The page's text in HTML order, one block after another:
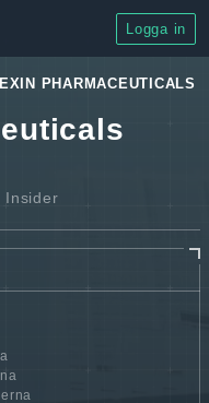
Logga in
PHARMACEUTICALS
Insider